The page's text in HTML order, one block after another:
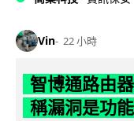
Vin 22 小時
智博通路由
稱漏洞是功